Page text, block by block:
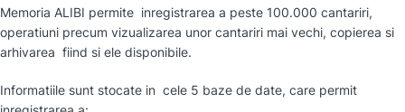
Memoria ALIBI permite inregistrarea a peste 100.000 cantariri,
operatiuni precum vizualizarea unor cantariri mai vechi, copierea si
arhivarea fiind si ele disponibile.
Informatiile sunt stocate in cele 5 baze de date, care permit